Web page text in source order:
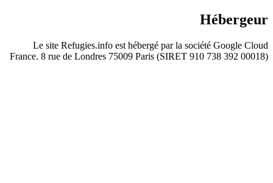
Hébergeur
Le site Refugies.info est hébergé par la société Google Cloud
France. 8 rue de Londres 75009 Paris (SIRET 910 738 392 00018)